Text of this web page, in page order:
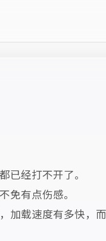
已经打不开了。
免有点伤感。
加载速度有多快，